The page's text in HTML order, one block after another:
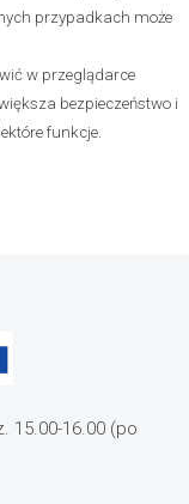
przypadkach może
w przeglądarce
bezpieczeństwo i
funkcje.
15.00-16.00 (po